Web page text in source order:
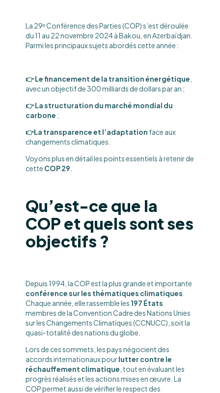
La 29ᵉ Conférence des Parties (COP) s’est déroulée
du 11 au 22 novembre 2024 à Bakou, en Azerbaïdjan.
Parmi les principaux sujets abordés cette année :
👉 Le financement de la transition énergétique
avec un objectif de 300 milliards de dollars par an ;
👉 La structuration du marché mondial du
carbone ;
👉La transparence et l’adaptation face aux
changements climatiques.
Voyons plus en détail les points essentiels à retenir de
cette COP 29
Qu’est-ce que la
COP et quels sont ses
objectifs ?
Depuis 1994, la COP est la plus grande et importante
conférence sur les thématiques climatiques
Chaque année, elle rassemble les 197 États
membres de la Convention Cadre des Nations Unies
sur les Changements Climatiques (CCNUCC), soit la
quasi-totalité des nations du globe.
Lors de ces sommets, les pays négocient des
accords internationaux pourlutter contre le
réchauffement climatique , tout en évaluant les
progrès réalisés et les actions mises en œuvre. La
COP permet aussi de vérifier le respect des